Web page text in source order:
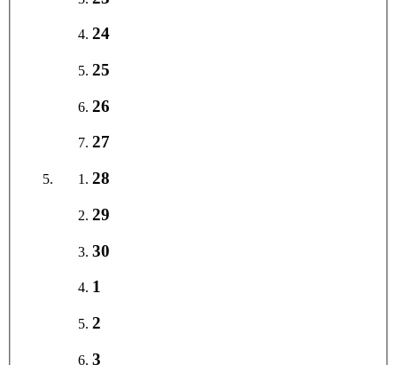
24
25
26
27
28
29
30
1
2
3